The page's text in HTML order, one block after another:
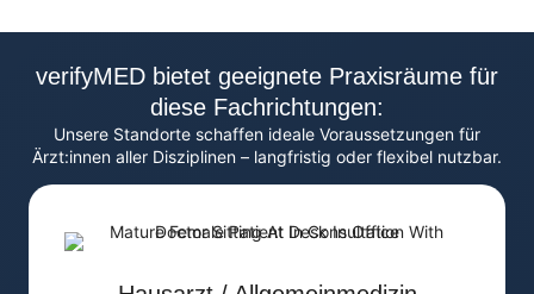
verifyMED bietet geeignete Praxisräume für
diese Fachrichtungen:
Unsere Standorte schaffen ideale Voraussetzungen für
Ärzt:innen aller Disziplinen – langfristig oder flexibel nutzbar.